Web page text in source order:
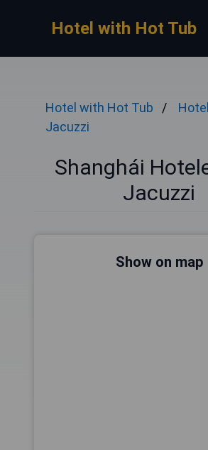
Hotel with Hot Tub
Hotel with Hot Tub
Jacuzzi
Shanghái
Jacuzzi
Show on map